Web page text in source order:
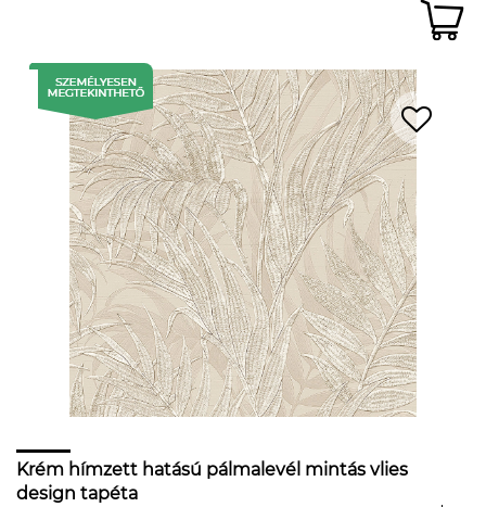
Krém hímzett hatású pálmalevél mintás vlies
design tapéta